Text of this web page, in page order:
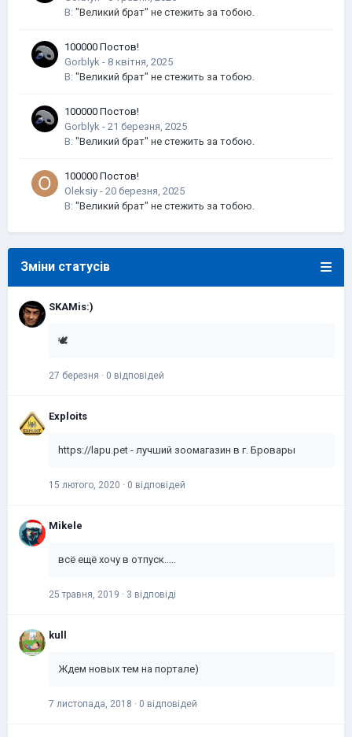
В: "Великий брат" не стежить за тобою.
100000 Постов!
Gorblyk -
В: "Великий брат" не стежить за тобою.
100000 Постов!
Gorblyk -
В: "Великий брат" не стежить за тобою.
100000 Постов!
Oleksiy -
В: "Великий брат" не стежить за тобою.
Зміни статусів
SKAMis:)
🕊️
27 березня · 0 відповідей
Exploits
https://lapu.pet - лучший зоомагазин в г. Бровары
15 лютого, 2020 · 0 відповідей
Mikele
всё ещё хочу в отпуск.....
25 травня, 2019 · 3 відповіді
kull
Ждем новых тем на портале)
7 листопада, 2018 · 0 відповідей